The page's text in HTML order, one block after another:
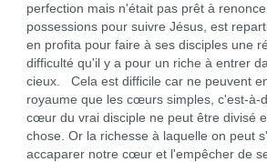
perfection mais n'était pas prêt à
possessions pour suivre Jésus, est
en profita pour faire à ses disciples une
difficulté qu'il y a pour un riche à entrer
cieux. Cela est difficile car ne peuvent
royaume que les cœurs simples, c'est-à-
cœur du vrai disciple ne peut être divisé
chose. Or la richesse à laquelle on peut
accaparer notre cœur et l'empêcher de